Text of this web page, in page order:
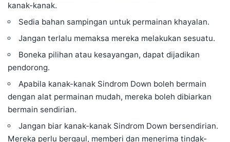
kanak-kanak.
Sedia bahan sampingan untuk permainan khayalan.
Jangan terlalu memaksa mereka melakukan sesuatu.
Boneka pilihan atau kesayangan, dapat dijadikan
pendorong.
Apabila kanak-kanak Sindrom Down boleh bermain
dengan alat permainan mudah, mereka boleh dibiarkan
bermain sendirian.
Jangan biar kanak-kanak Sindrom Down bersendirian.
Mereka perlu bergaul, memberi dan menerima tindak-